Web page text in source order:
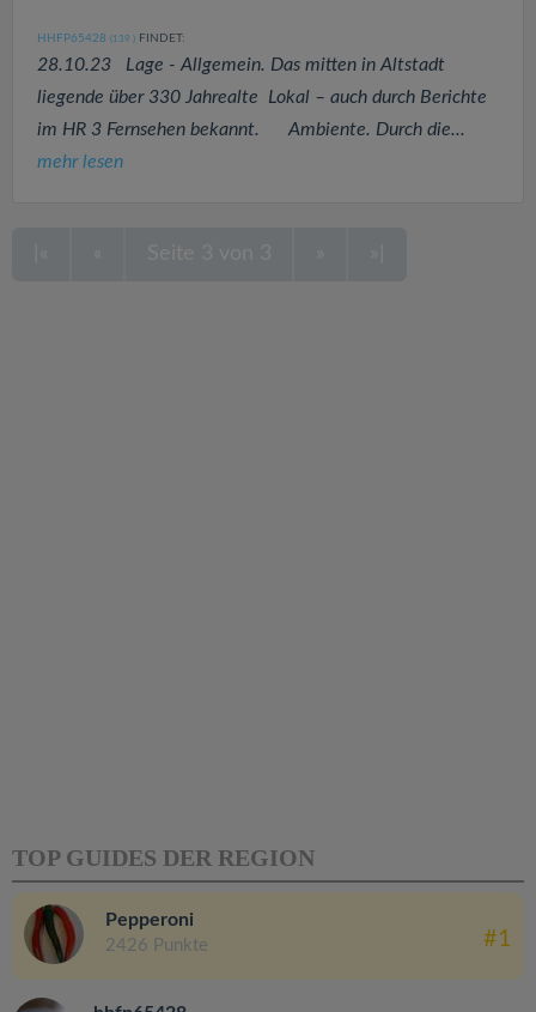
HHFP65428 (139 ) FINDET:
28.10.23 Lage - Allgemein. Das mitten in Altstadt
liegende über 330 Jahrealte Lokal – auch durch Berichte
im HR 3 Fernsehen bekannt. Ambiente. Durch die...
mehr lesen
TOP GUIDES DER REGION
Pepperoni
2426 Punkte #1